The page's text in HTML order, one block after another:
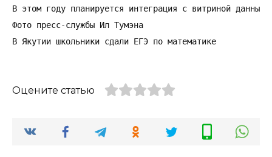
В этом году планируется интеграция с витриной
Фото пресс-службы Ил Тумэна
В Якутии школьники сдали ЕГЭ по математике
Оцените статью